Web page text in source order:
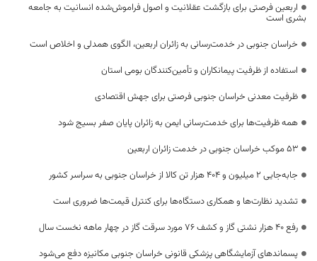
اربعین فرصتی برای بازگشت عقلانیت و اصول فراموش‌شده انسانیت به جامعه
بشری است
خراسان جنوبی در خدمت‌رسانی به زائران اربعین، الگوی همدلی و اخلاص است
استفاده از ظرفیت پیمانکاران و تأمین‌کنندگان بومی استان
ظرفیت معدنی خراسان جنوبی فرصتی برای جهش اقتصادی
همه ظرفیت‌ها برای خدمت‌رسانی ایمن به زائران پایان صفر بسیج شود
53 موکب خراسان جنوبی در خدمت زائران اربعین
جابه‌جایی 2 میلیون و 404 هزار تن کالا از خراسان جنوبی به سراسر کشور
تشدید نظارت‌ها و همکاری دستگاه‌ها برای کنترل قیمت‌ها ضروری است
رفع 40 هزار نشتی گاز و کشف 76 مورد سرقت گاز در چهار ماهه نخست سال
پسماندهای آزمایشگاهی پزشکی قانونی خراسان جنوبی مکانیزه دفع می‌شود